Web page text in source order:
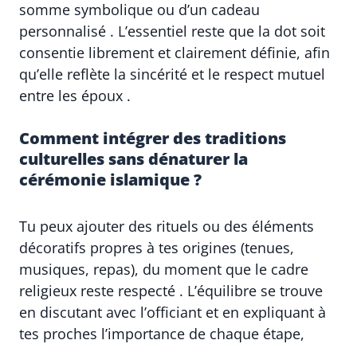
somme symbolique ou d’un cadeau
personnalisé . L’essentiel reste que la dot soit
consentie librement et clairement définie, afin
qu’elle reflète la sincérité et le respect mutuel
entre les époux .
Comment intégrer des traditions
culturelles sans dénaturer la
cérémonie islamique ?
Tu peux ajouter des rituels ou des éléments
décoratifs propres à tes origines (tenues,
musiques, repas), du moment que le cadre
religieux reste respecté . L’équilibre se trouve
en discutant avec l’officiant et en expliquant à
tes proches l’importance de chaque étape,